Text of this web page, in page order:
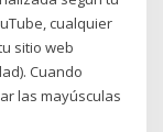
cualquier
sitio web
Cuando
las mayúsculas